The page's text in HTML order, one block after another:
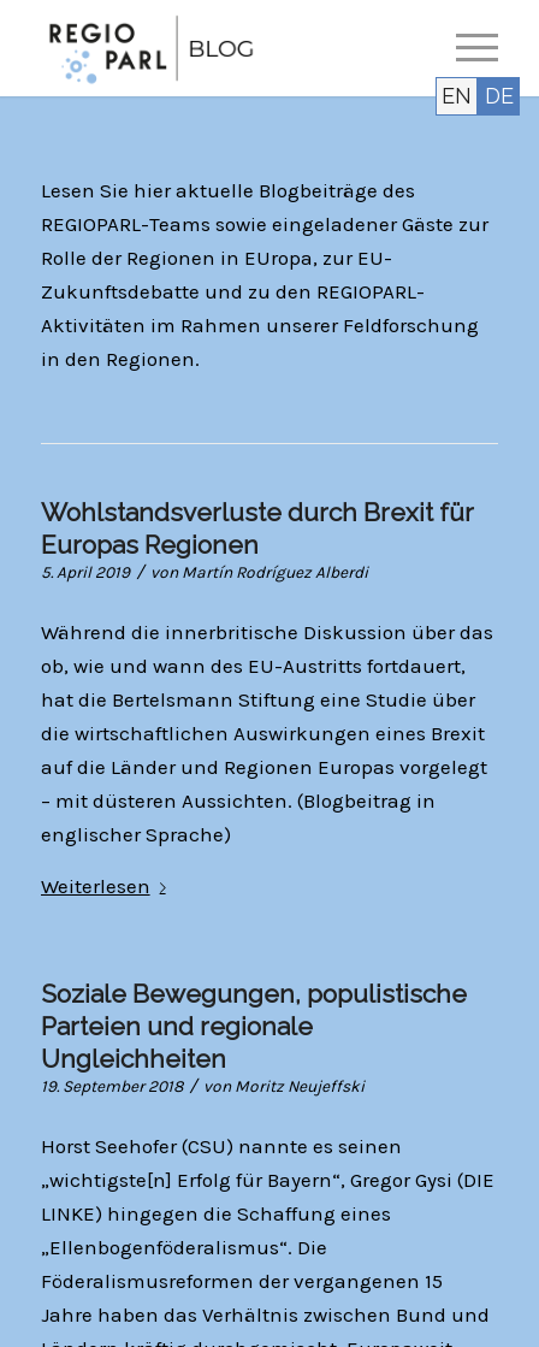
Lesen Sie hier aktuelle Blogbeiträge des
REGIOPARL-Teams sowie eingeladener Gäste zur
Rolle der Regionen in EUropa, zur EU-
Zukunftsdebatte und zu den REGIOPARL-
Aktivitäten im Rahmen unserer Feldforschung
in den Regionen.
Wohlstandsverluste durch Brexit für
Europas Regionen
5. April 2019 / vonMartín Rodríguez Alberdi
Während die innerbritische Diskussion über das
ob, wie und wann des EU-Austritts fortdauert,
hat die Bertelsmann Stiftung eine Studie über
die wirtschaftlichen Auswirkungen eines Brexit
auf die Länder und Regionen Europas vorgelegt
– mit düsteren Aussichten. (Blogbeitrag in
englischer Sprache)
Weiterlesen
Soziale Bewegungen, populistische
Parteien und regionale
Ungleichheiten
19. September 2018 / vonMoritz Neujeffski
Horst Seehofer (CSU) nannte es seinen
„wichtigste[n] Erfolg für Bayern“, Gregor Gysi (DIE
LINKE) hingegen die Schaffung eines
„Ellenbogenföderalismus“. Die
Föderalismusreformen der vergangenen 15
Jahre haben das Verhältnis zwischen Bund und
EN DE